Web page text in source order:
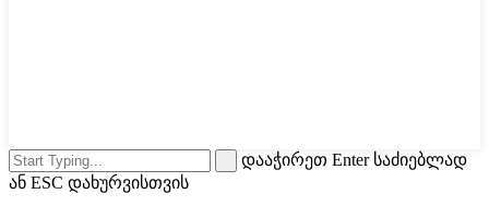
დააჭირეთ Enter საძიებლად
ან ESC დახურვისთვის